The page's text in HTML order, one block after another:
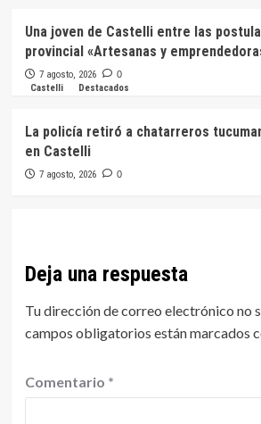
Una joven de Castelli entre las
provincial «Artesanas y
7 agosto, 2026 0
Castelli Destacados
La policía retiró a chatarreros
en Castelli
7 agosto, 2026 0
Deja una respuesta
Tu dirección de correo electrónico no
campos obligatorios están marcados
Comentario *